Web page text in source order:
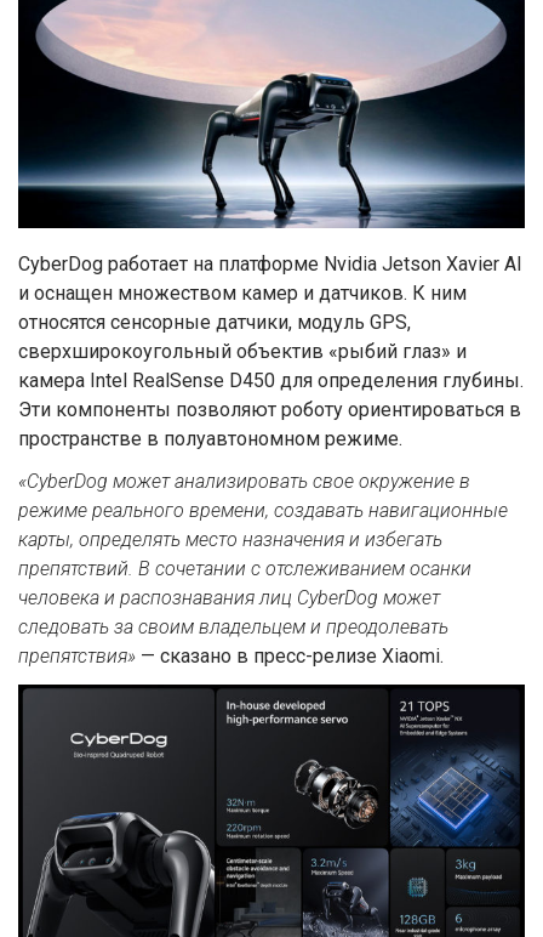
CyberDog работает на платформе Nvidia Jetson Xavier AI
и оснащен множеством камер и датчиков. К ним
относятся сенсорные датчики, модуль GPS,
сверхширокоугольный объектив «рыбий глаз» и
камера Intel RealSense D450 для определения глубины.
Эти компоненты позволяют роботу ориентироваться в
пространстве в полуавтономном режиме.
«CyberDog может анализировать свое окружение в
режиме реального времени, создавать навигационные
карты, определять место назначения и избегать
препятствий. В сочетании с отслеживанием осанки
человека и распознавания лиц CyberDog может
следовать за своим владельцем и преодолевать
препятствия» — сказано в пресс-релизе Xiaomi.